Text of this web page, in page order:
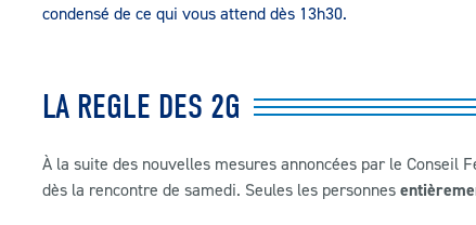
condensé de ce qui vous attend dès 13h30.
LA REGLE DES 2G
À la suite des nouvelles mesures annoncées par le Conseil
dès la rencontre de samedi. Seules les personnes